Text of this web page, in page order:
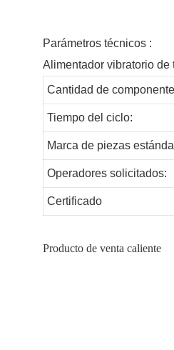
Parámetros técnicos :
Alimentador vibratorio de
Cantidad de
Tiempo del ciclo:
Marca de piezas
Operadores solicitados:
Certificado
Producto de venta caliente